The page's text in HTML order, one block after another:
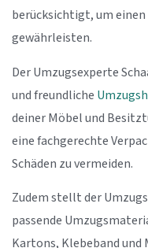
berücksichtigt, um
gewährleisten.
Der Umzugsexperte
und freundliche
deiner Möbel und
eine fachgerechte
Schäden zu vermeiden.
Zudem stellt der
passende
Kartons, Klebeband und